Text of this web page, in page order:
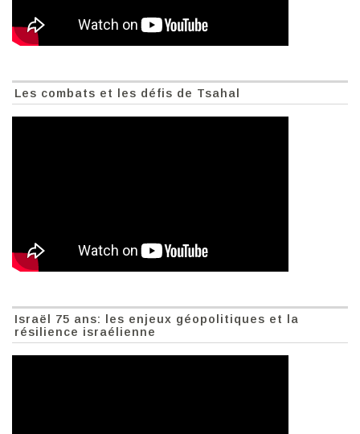
Les combats et les défis de Tsahal
Israël 75 ans: les enjeux géopolitiques et la
résilience israélienne